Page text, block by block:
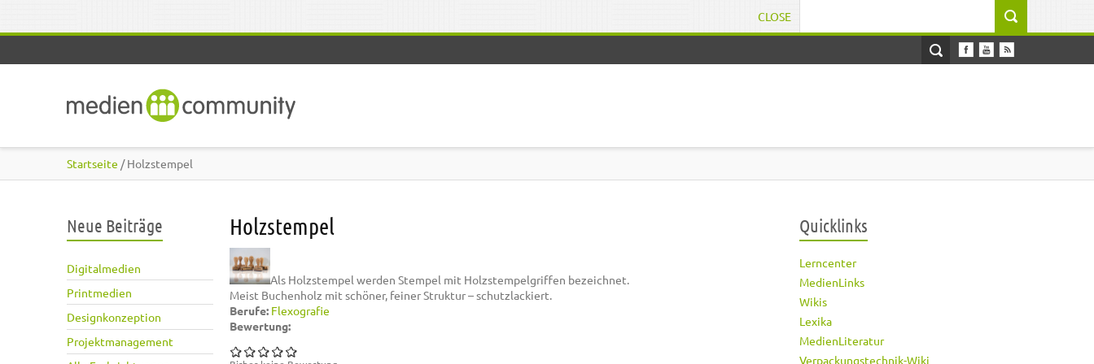
CLOSE
Startseite / Holzstempel
Neue Beiträge
Digitalmedien
Printmedien
Designkonzeption
Projektmanagement
Holzstempel
Als Holzstempel werden Stempel mit Holzstempelgriffen bezeichnet.
Meist Buchenholz mit schöner, feiner Struktur – schutzlackiert.
Berufe: Flexografie
Bewertung:
Quicklinks
Lerncenter
MedienLinks
Wikis
Lexika
MedienLiteratur
Verpackungstechnik-Wiki